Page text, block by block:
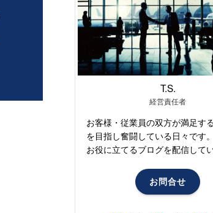
T.S.
経営責任者
お客様・従業員の双方が満足す
を目指し奮闘している日々です。
お役に立てるブログを配信して
お問合せ